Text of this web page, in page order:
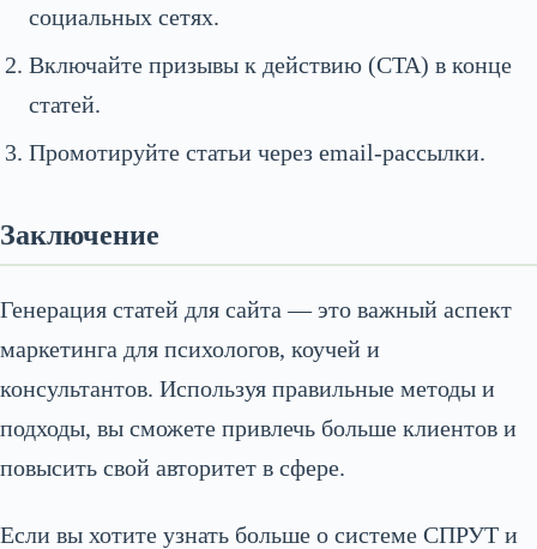
социальных сетях.
Включайте призывы к действию (CTA) в конце
статей.
Промотируйте статьи через email-рассылки.
Заключение
Генерация статей для сайта — это важный аспект
маркетинга для психологов, коучей и
консультантов. Используя правильные методы и
подходы, вы сможете привлечь больше клиентов и
повысить свой авторитет в сфере.
Если вы хотите узнать больше о системе СПРУТ и